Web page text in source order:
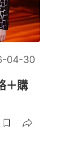
04-30
＋購